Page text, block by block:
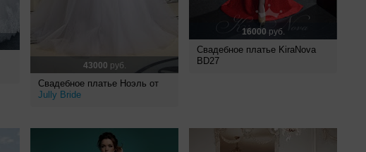
43000 руб.
Свадебное платье Ноэль от
Jully Bride
16000 руб.
Свадебное платье KiraNova
BD27